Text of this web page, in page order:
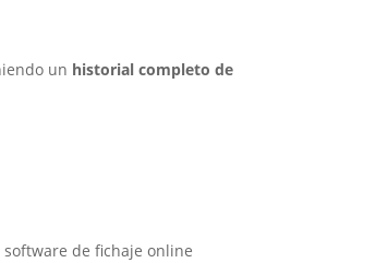
un historial completo de
de fichaje online